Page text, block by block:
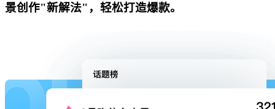
景创作"新解法"，轻松打造爆款。